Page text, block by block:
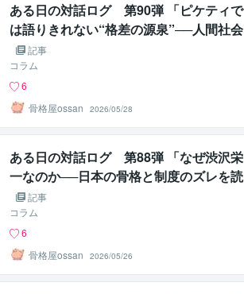
ある日の対話ログ 第90弾 「ピケティで
は語りきれない“格差の源泉”──人間社会
に埋め込まれた非対称性」
記事
コラム
6
骨格屋ossan
2026/05/28
ある日の対話ログ 第88弾 「なぜ渋沢栄
一なのか──日本の骨格と制度のズレを読
み解く」
記事
コラム
6
骨格屋ossan
2026/05/26